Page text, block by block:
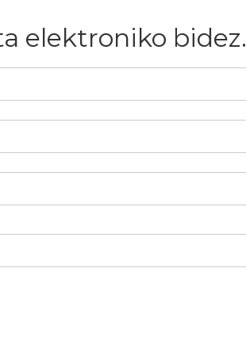
elektroniko bidez.